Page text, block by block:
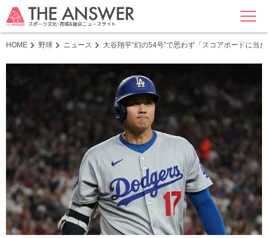
MENU
HOME 野球 ニュース 大谷翔平“幻の54号”で思わず「スコアボードに